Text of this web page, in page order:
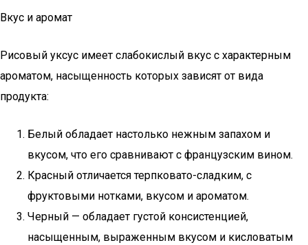
Вкус и аромат
Рисовый уксус имеет слабокислый вкус с характерным
ароматом, насыщенность которых зависят от вида
продукта:
Белый обладает настолько нежным запахом и
вкусом, что его сравнивают с французским вином.
Красный отличается терпковато-сладким, с
фруктовыми нотками, вкусом и ароматом.
Черный — обладает густой консистенцией,
насыщенным, выраженным вкусом и кисловатым